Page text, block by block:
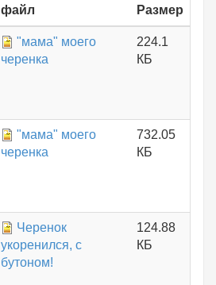
файл
Размер
"мама" моего
черенка
224.1
КБ
"мама" моего
черенка
732.05
КБ
Черенок
укоренился, с
бутоном!
124.88
КБ